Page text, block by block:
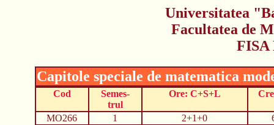
Universitatea
Facultatea de
FISA
Capitole speciale de matematica
Cod
Semes-
trul
Ore: C+S+L
MO266 1 2+1+0